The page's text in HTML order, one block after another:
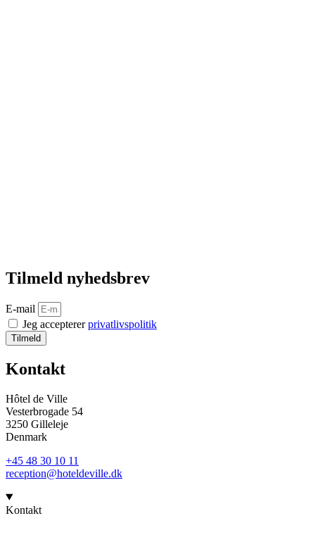
Tilmeld nyhedsbrev
E-mail
Jeg acceptererprivatlivspolitik
Tilmeld
Kontakt
Hôtel de Ville
Vesterbrogade 54
3250 Gilleleje
Denmark
+45 48 30 10 11
reception@hoteldeville.dk
Kontakt